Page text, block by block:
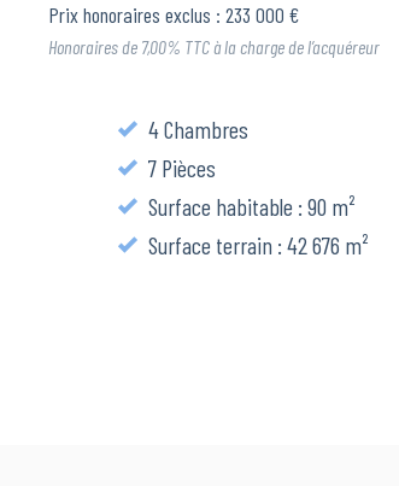
Prix honoraires exclus : 233 000 €
Honoraires de 7,00% TTC à la charge de l’acquéreur
4 Chambres
7 Pièces
Surface habitable : 90 m²
Surface terrain : 42 676 m²